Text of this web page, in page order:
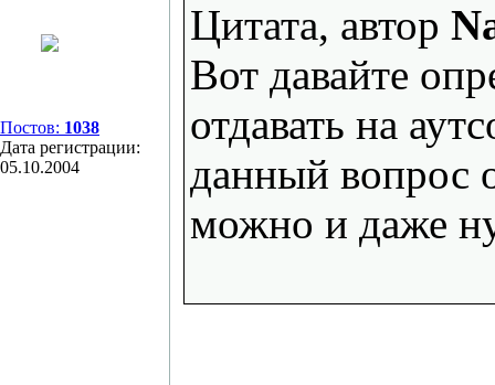
Постов: 1038
Дата регистрации:
05.10.2004
Цитата, автор
Вот давайте
отдавать на
данный вопрос
можно и даже